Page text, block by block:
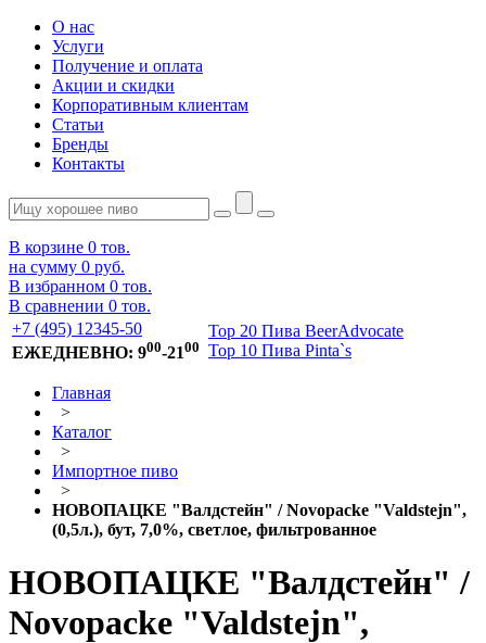
О нас
Услуги
Получение и оплата
Акции и скидки
Корпоративным клиентам
Статьи
Бренды
Контакты
В корзине 0 тов.
на сумму 0 руб.
В избранном 0 тов.
В сравнении 0 тов.
+7 (495) 12345-50
ЕЖЕДНЕВНО: 900-2100
Top 20 Пива BeerAdvocate
Top 10 Пива Pinta`s
Главная
>
Каталог
>
Импортное пиво
>
НОВОПАЦКЕ "Валдстейн" / Novopacke "Valdstejn",
(0,5л.), бут, 7,0%, светлое, фильтрованное
НОВОПАЦКЕ "Валдстейн" /
Novopacke "Valdstejn",